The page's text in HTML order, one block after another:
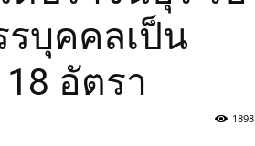
รบุคคลเป็น
อัตรา
1898